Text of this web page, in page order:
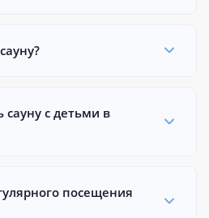
с детьми в
посещения